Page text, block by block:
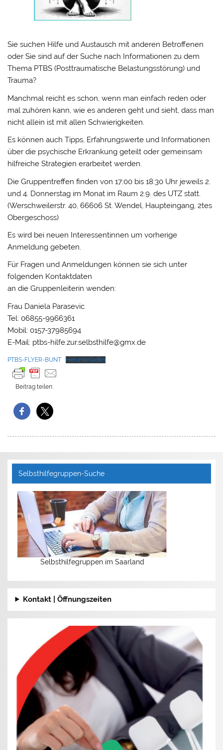
Sie suchen Hilfe und Austausch mit anderen Betroffenen
oder Sie sind auf der Suche nach Informationen zu dem
Thema PTBS (Posttraumatische Belastungsstörung) und
Trauma?
Manchmal reicht es schon, wenn man einfach reden oder
mal zuhören kann, wie es anderen geht und sieht, dass man
nicht allein ist mit allen Schwierigkeiten.
Es können auch Tipps, Erfahrungswerte und Informationen
über die psychische Erkrankung geteilt oder gemeinsam
hilfreiche Strategien erarbeitet werden.
Die Gruppentreffen finden von 17:00 bis 18:30 Uhr jeweils 2.
und 4. Donnerstag im Monat im Raum 2.9. des UTZ statt.
(Werschweilerstr. 40, 66606 St. Wendel, Haupteingang, 2tes
Obergeschoss)
Es wird bei neuen Interessentinnen um vorherige
Anmeldung gebeten.
Für Fragen und Anmeldungen können sie sich unter
folgenden Kontaktdaten
an die Gruppenleiterin wenden:
Frau Daniela Parasevic
Tel: 06855-9966361
Mobil: 0157-37985694
E-Mail: ptbs-hilfe.zur.selbsthilfe@gmx.de
PTBS-FLYER-BUNT Herunterladen
Beitrag teilen:
Selbsthilfegruppen-Suche
Selbsthilfegruppen im Saarland
Kontakt | Öffnungszeiten